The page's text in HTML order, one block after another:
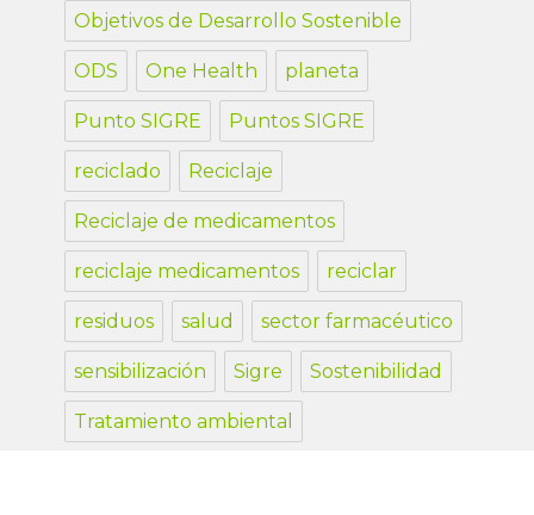
Objetivos de Desarrollo Sostenible
ODS One Health planeta
Punto SIGRE Puntos SIGRE
reciclado Reciclaje
Reciclaje de medicamentos
reciclaje medicamentos reciclar
residuos salud sector farmacéutico
sensibilización Sigre Sostenibilidad
Tratamiento ambiental